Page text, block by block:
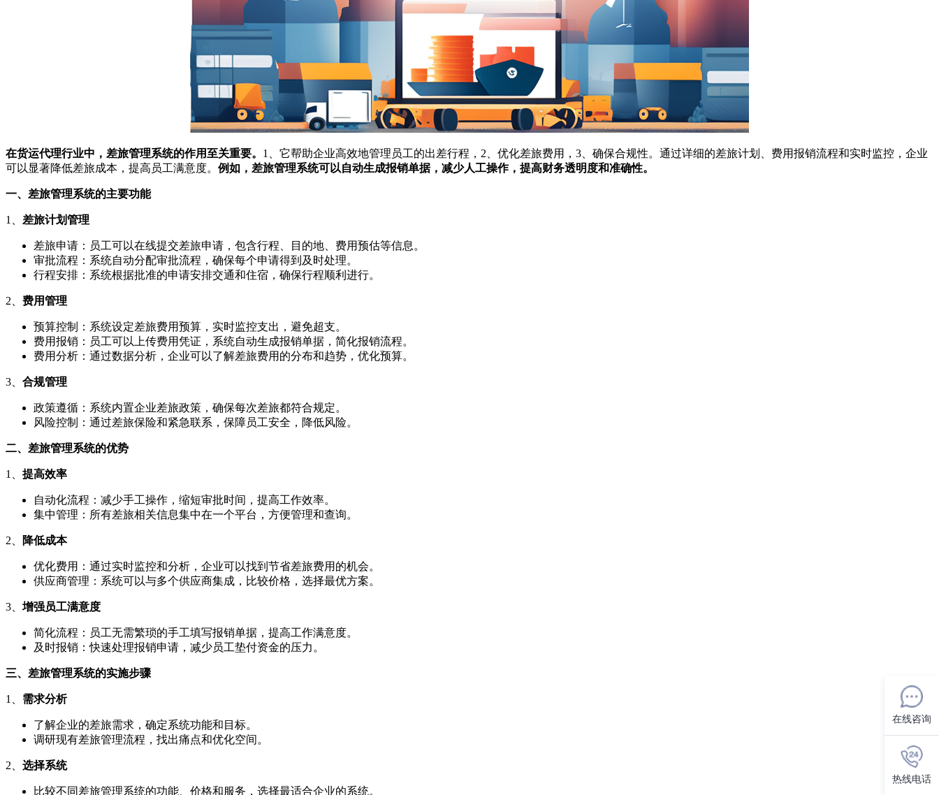
在货运代理行业中，差旅管理系统的作用至关重要。 1、它帮助企业高效地管理员工的出差行程，2、优化差旅费用，3、确保合规性。通过详细的差旅计划、费用报销流程和实时监控，企业
可以显著降低差旅成本，提高员工满意度。 例如，差旅管理系统可以自动生成报销单据，减少人工操作，提高财务透明度和准确性。
一、差旅管理系统的主要功能
1、 差旅计划管理
差旅申请：员工可以在线提交差旅申请，包含行程、目的地、费用预估等信息。
审批流程：系统自动分配审批流程，确保每个申请得到及时处理。
行程安排：系统根据批准的申请安排交通和住宿，确保行程顺利进行。
2、 费用管理
预算控制：系统设定差旅费用预算，实时监控支出，避免超支。
费用报销：员工可以上传费用凭证，系统自动生成报销单据，简化报销流程。
费用分析：通过数据分析，企业可以了解差旅费用的分布和趋势，优化预算。
3、 合规管理
政策遵循：系统内置企业差旅政策，确保每次差旅都符合规定。
风险控制：通过差旅保险和紧急联系，保障员工安全，降低风险。
二、差旅管理系统的优势
1、 提高效率
自动化流程：减少手工操作，缩短审批时间，提高工作效率。
集中管理：所有差旅相关信息集中在一个平台，方便管理和查询。
2、 降低成本
优化费用：通过实时监控和分析，企业可以找到节省差旅费用的机会。
供应商管理：系统可以与多个供应商集成，比较价格，选择最优方案。
3、 增强员工满意度
简化流程：员工无需繁琐的手工填写报销单据，提高工作满意度。
及时报销：快速处理报销申请，减少员工垫付资金的压力。
三、差旅管理系统的实施步骤
1、 需求分析
了解企业的差旅需求，确定系统功能和目标。
调研现有差旅管理流程，找出痛点和优化空间。
2、 选择系统
比较不同差旅管理系统的功能、价格和服务，选择最适合企业的系统。
在线咨询
热线电话